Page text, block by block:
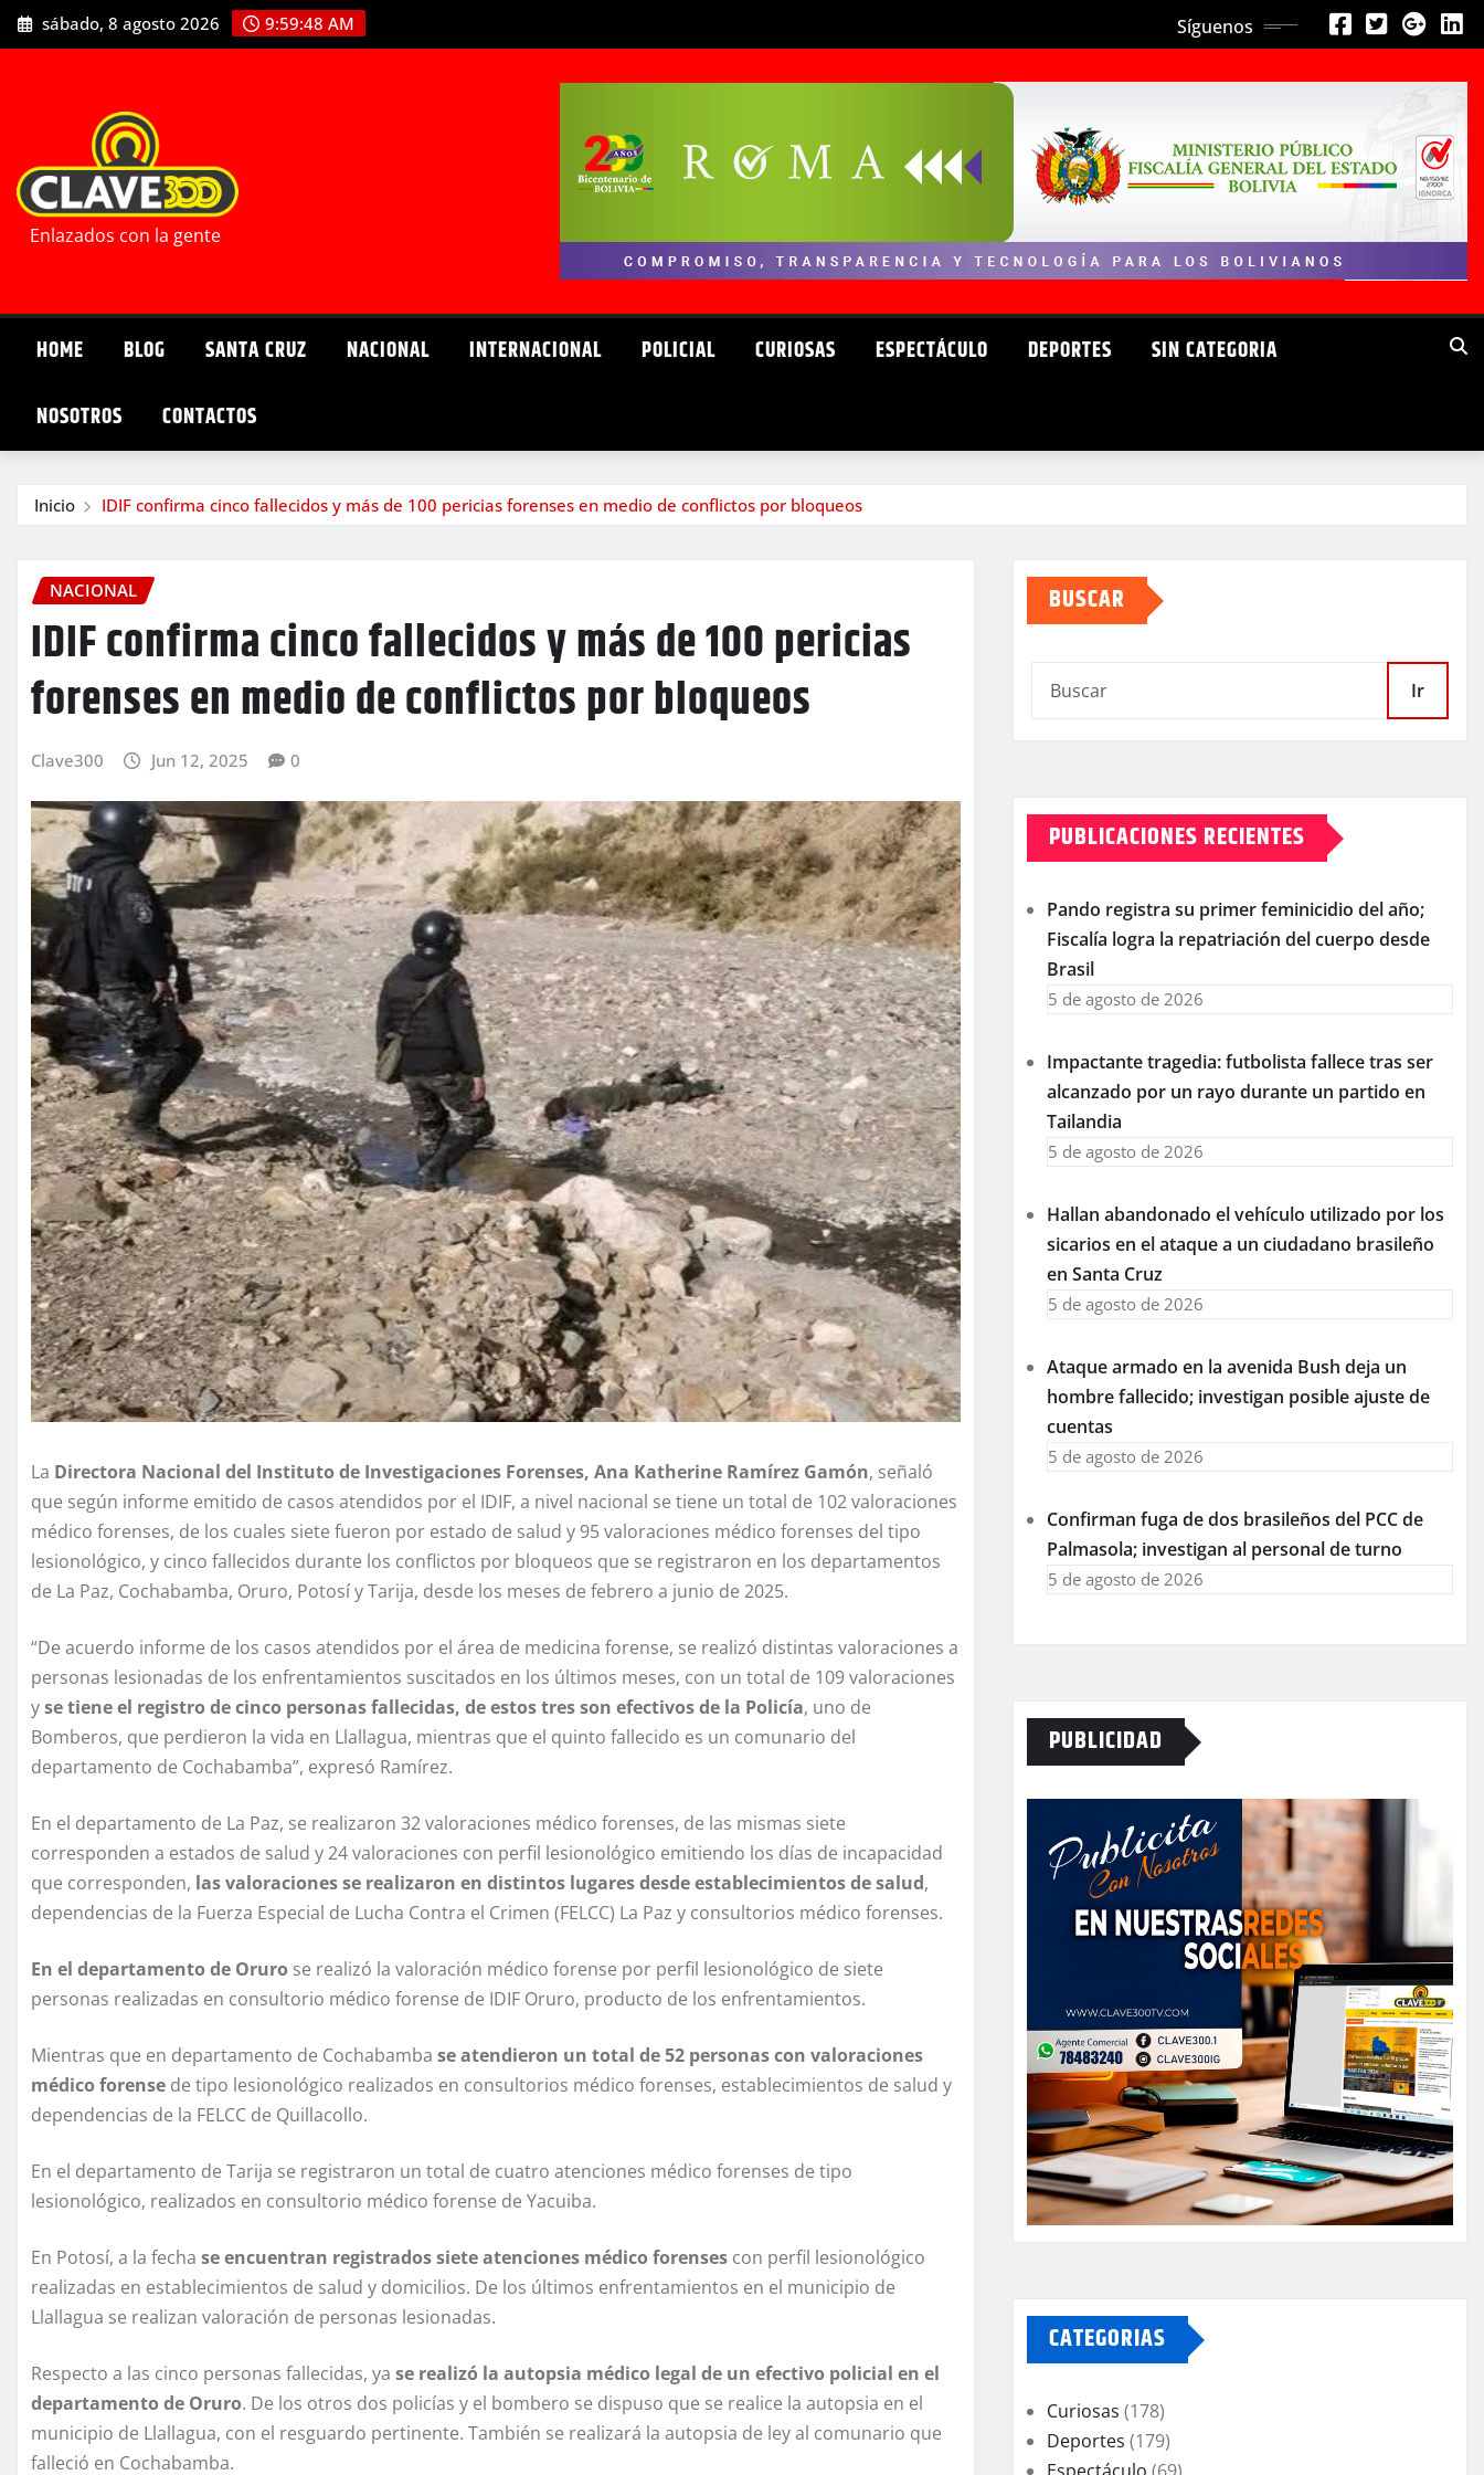
Saltar
al
sábado, 8 agosto 2026 9:59:49 AM Síguenos
Enlazados con la gente
HOME BLOG SANTA CRUZ NACIONAL INTERNACIONAL POLICIAL CURIOSAS ESPECTÁCULO DEPORTES SIN CATEGORIA
NOSOTROS CONTACTOS
Inicio IDIF confirma cinco fallecidos y más de 100 pericias forenses en medio de conflictos por bloqueos
NACIONAL
IDIF confirma cinco fallecidos y más de 100 pericias
forenses en medio de conflictos por bloqueos
Clave300 Jun 12, 2025 0
La Directora Nacional del Instituto de Investigaciones Forenses, Ana Katherine Ramírez Gamón, señaló
que según informe emitido de casos atendidos por el IDIF, a nivel nacional se tiene un total de 102 valoraciones
médico forenses, de los cuales siete fueron por estado de salud y 95 valoraciones médico forenses del tipo
lesionológico, y cinco fallecidos durante los conflictos por bloqueos que se registraron en los departamentos
de La Paz, Cochabamba, Oruro, Potosí y Tarija, desde los meses de febrero a junio de 2025.
“De acuerdo informe de los casos atendidos por el área de medicina forense, se realizó distintas valoraciones a
personas lesionadas de los enfrentamientos suscitados en los últimos meses, con un total de 109 valoraciones
yse tiene el registro de cinco personas fallecidas, de estos tres son efectivos de la Policía, uno de
Bomberos, que perdieron la vida en Llallagua, mientras que el quinto fallecido es un comunario del
departamento de Cochabamba”, expresó Ramírez.
En el departamento de La Paz, se realizaron 32 valoraciones médico forenses, de las mismas siete
corresponden a estados de salud y 24 valoraciones con perfil lesionológico emitiendo los días de incapacidad
que corresponden, las valoraciones se realizaron en distintos lugares desde establecimientos de salud,
dependencias de la Fuerza Especial de Lucha Contra el Crimen (FELCC) La Paz y consultorios médico forenses.
En el departamento de Oruro se realizó la valoración médico forense por perfil lesionológico de siete
personas realizadas en consultorio médico forense de IDIF Oruro, producto de los enfrentamientos.
Mientras que en departamento de Cochabamba se atendieron un total de 52 personas con valoraciones
médico forense de tipo lesionológico realizados en consultorios médico forenses, establecimientos de salud y
dependencias de la FELCC de Quillacollo.
En el departamento de Tarija se registraron un total de cuatro atenciones médico forenses de tipo
lesionológico, realizados en consultorio médico forense de Yacuiba.
En Potosí, a la fecha se encuentran registrados siete atenciones médico forenses con perfil lesionológico
realizadas en establecimientos de salud y domicilios. De los últimos enfrentamientos en el municipio de
Llallagua se realizan valoración de personas lesionadas.
Respecto a las cinco personas fallecidas, ya se realizó la autopsia médico legal de un efectivo policial en el
departamento de Oruro. De los otros dos policías y el bombero se dispuso que se realice la autopsia en el
municipio de Llallagua, con el resguardo pertinente. También se realizará la autopsia de ley al comunario que
falleció en Cochabamba.
BUSCAR
Ir
PUBLICACIONES RECIENTES
Pando registra su primer feminicidio del año;
Fiscalía logra la repatriación del cuerpo desde
Brasil
5 de agosto de 2026
Impactante tragedia: futbolista fallece tras ser
alcanzado por un rayo durante un partido en
Tailandia
5 de agosto de 2026
Hallan abandonado el vehículo utilizado por los
sicarios en el ataque a un ciudadano brasileño
en Santa Cruz
5 de agosto de 2026
Ataque armado en la avenida Bush deja un
hombre fallecido; investigan posible ajuste de
cuentas
5 de agosto de 2026
Confirman fuga de dos brasileños del PCC de
Palmasola; investigan al personal de turno
5 de agosto de 2026
PUBLICIDAD
CATEGORIAS
Curiosas (178)
Deportes (179)